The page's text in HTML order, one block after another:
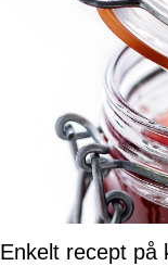
Enkelt recept på